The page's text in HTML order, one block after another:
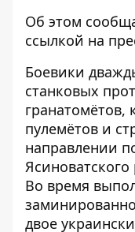
Об этом
ссылкой на
Боевики
станковых
гранатомётов,
пулемётов и
направлении
Во время
двое